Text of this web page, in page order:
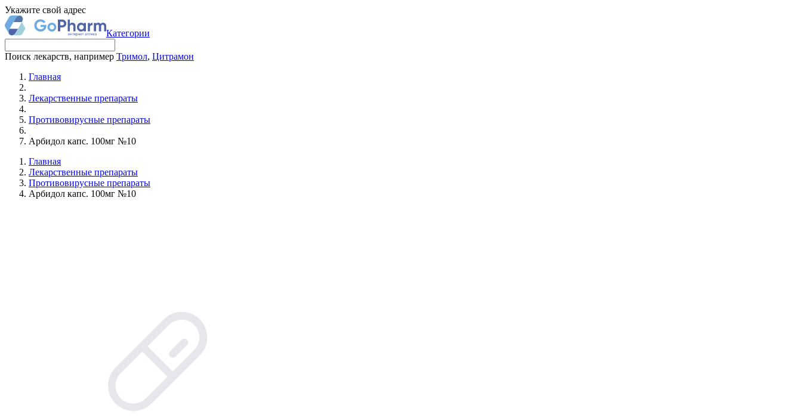
Укажите свой адрес
Категории
Поиск лекарств, например Тримол, Цитрамон
Главная
Лекарственные препараты
Противовирусные препараты
Арбидол капс. 100мг №10
Главная
Лекарственные препараты
Противовирусные препараты
Арбидол капс. 100мг №10